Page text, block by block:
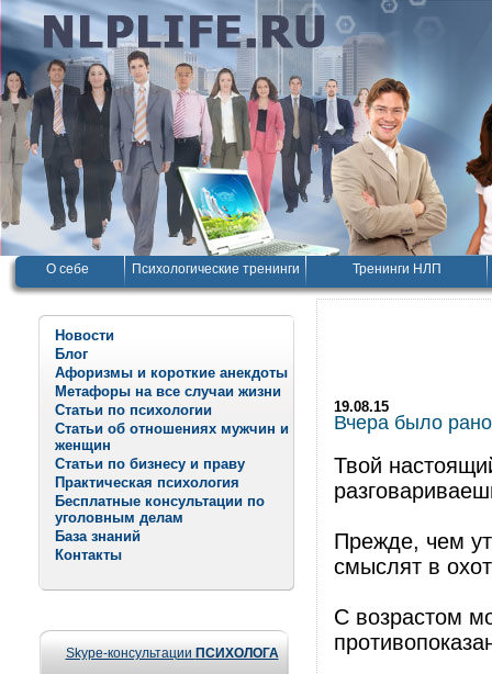
О себе Психологические тренинги Тренинги НЛП
Новости
Блог
Афоризмы и короткие анекдоты
Метафоры на все случаи жизни
Статьи по психологии
Статьи об отношениях мужчин и
женщин
Статьи по бизнесу и праву
Практическая психология
Бесплатные консультации по
уголовным делам
База знаний
Контакты
Skype-консультации ПСИХОЛОГА
19.08.15
Вчера было
Твой
Прежде, чем
смыслят в
С возрастом